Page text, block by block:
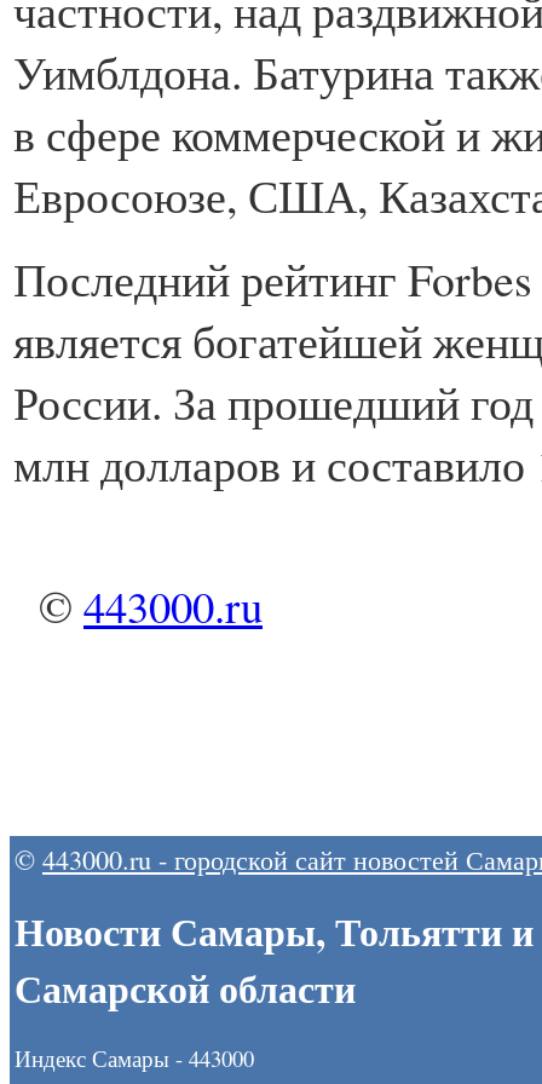
Уимблдона. Батурина
в сфере коммерческой и
Евросоюзе, США,
Последний рейтинг
является богатейшей
России. За прошедший
млн долларов и
© 443000.ru
© 443000.ru - городской сайт новостей
Новости Самары, Тольятти и
Самарской области
Индекс Самары - 443000